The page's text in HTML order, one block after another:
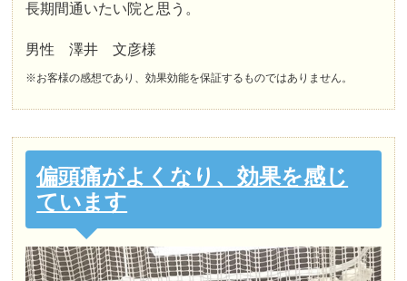
長期間通いたい院と思う。
男性 澤井 文彦様
※お客様の感想であり、効果効能を保証するものではありません。
偏頭痛がよくなり、効果を感じ
ています